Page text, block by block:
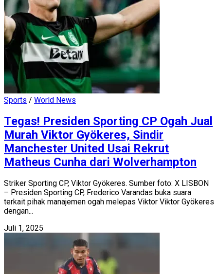
Sports / World News
Tegas! Presiden Sporting CP Ogah Jual
Murah Viktor Gyökeres, Sindir
Manchester United Usai Rekrut
Matheus Cunha dari Wolverhampton
Striker Sporting CP, Viktor Gyökeres. Sumber foto: X LISBON
– Presiden Sporting CP, Frederico Varandas buka suara
terkait pihak manajemen ogah melepas Viktor Viktor Gyökeres
dengan...
Juli 1, 2025